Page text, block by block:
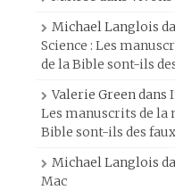
Michael Langlois
Science : Les
de la Bible sont-ils
Valerie Greendans
Les manuscrits de la
Bible sont-ils des
Michael Langlois
Mac